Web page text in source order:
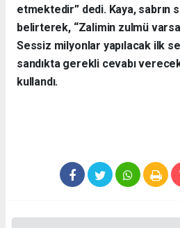
etmektedir” dedi. Kaya, sabrın
belirterek, “Zalimin zulmü
Sessiz milyonlar yapılacak ilk
sandıkta gerekli cevabı
kullandı.